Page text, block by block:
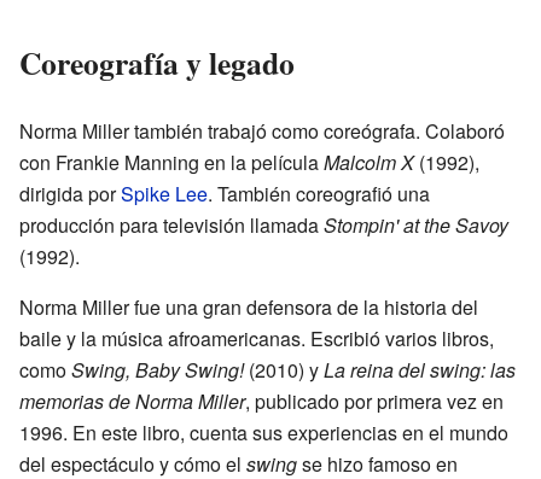
Coreografía y legado
Norma Miller también trabajó como coreógrafa. Colaboró
con Frankie Manning en la películaMalcolm X(1992),
dirigida porSpike Lee. También coreografió una
producción para televisión llamadaStompin' at the Savoy
(1992).
Norma Miller fue una gran defensora de la historia del
baile y la música afroamericanas. Escribió varios libros,
comoSwing, Baby Swing!(2010) yLa reina del swing: las
memorias de Norma Miller, publicado por primera vez en
1996. En este libro, cuenta sus experiencias en el mundo
del espectáculo y cómo el swingse hizo famoso en